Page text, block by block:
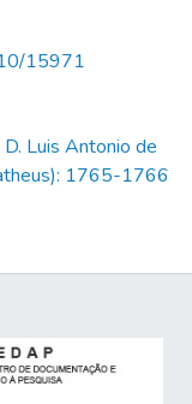
15971
Luis Antonio de
1765-1766